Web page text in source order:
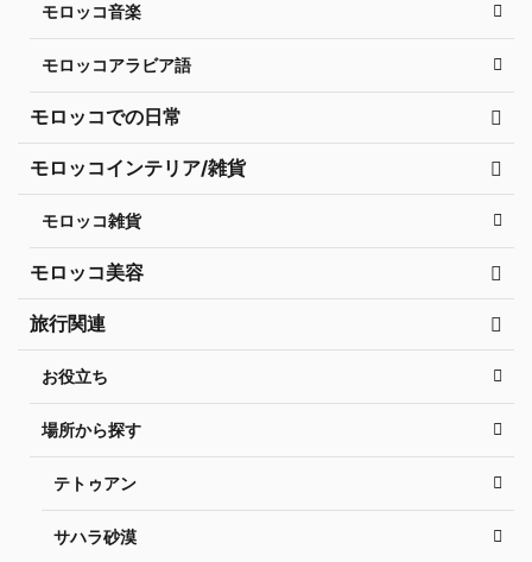
モロッコ音楽
モロッコアラビア語
モロッコでの日常
モロッコインテリア/雑貨
モロッコ雑貨
モロッコ美容
旅行関連
お役立ち
場所から探す
テトゥアン
サハラ砂漠